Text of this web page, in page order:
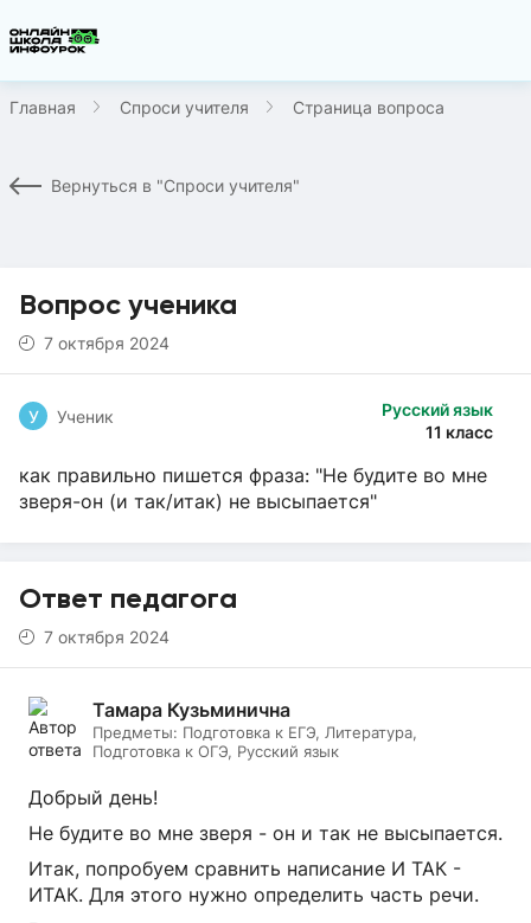
Главная Спроси учителя Страница вопроса
Вернуться в "Спроси учителя"
Вопрос ученика
7 октября 2024
Русский язык
11 класс
У Ученик
как правильно пишется фраза: "Не будите во мне
зверя-он (и так/итак) не высыпается"
Ответ педагога
7 октября 2024
Тамара Кузьминична
Предметы: Подготовка к ЕГЭ, Литература,
Подготовка к ОГЭ, Русский язык
Добрый день!
Не будите во мне зверя - он и так не высыпается.
Итак, попробуем сравнить написание И ТАК -
ИТАК. Для этого нужно определить часть речи.